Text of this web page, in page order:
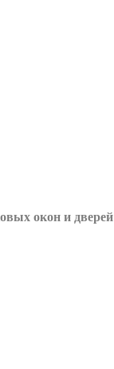
окон и дверей